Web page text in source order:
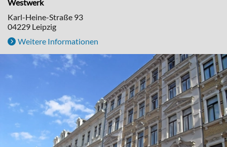
Westwerk
Karl-Heine-Straße 93
04229 Leipzig
Weitere Informationen